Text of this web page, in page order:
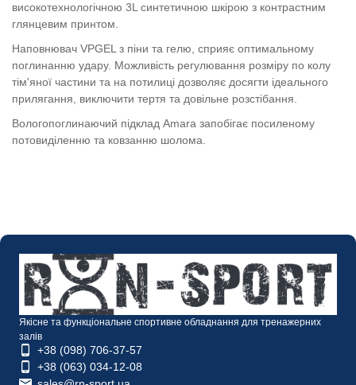
високотехнологічною 3L синтетичною шкірою з контрастним
глянцевим принтом.
Наповнювач VPGEL з піни та гелю, сприяє оптимальному
поглинанню удару. Можливість регулювання розміру по колу
тім'яної частини та на потилиці дозволяє досягти ідеального
прилягання, виключити тертя та довільне розстібання.
Вологопоглинаючий підклад Amara запобігає посиленому
потовиділенню та ковзанню шолома.
Якісне та функціональне спортивне обладнання для тренажерних
залів
+38 (098) 706-37-57
+38 (063) 034-12-08